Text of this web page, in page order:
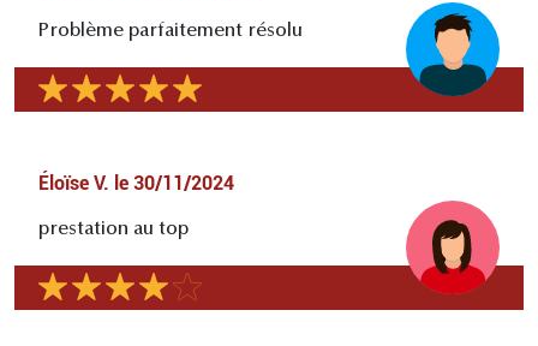
Problème parfaitement résolu
Éloïse V. le 30/11/2024
prestation au top